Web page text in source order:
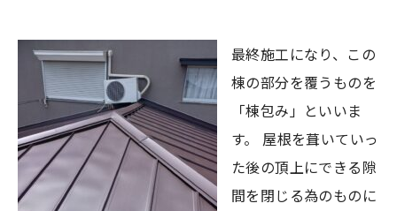
最終施工になり、この
棟の部分を覆うものを
「棟包み」といいま
す。 屋根を葺いていっ
た後の頂上にできる隙
間を閉じる為のものに